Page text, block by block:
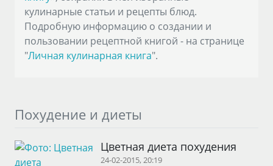
кулинарные статьи и рецепты блюд.
Подробную информацию о создании и
пользовании рецептной книгой - на странице
"Личная кулинарная книга".
Похудение и диеты
Цветная диета похудения
24-02-2015, 20:19